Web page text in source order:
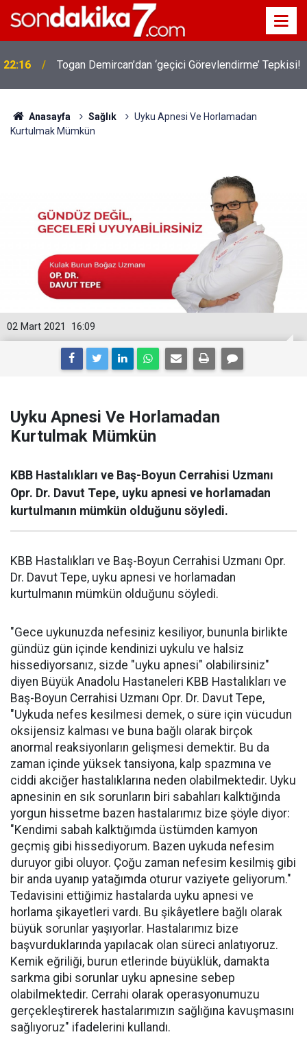
22:16 Togan Demircan’dan ‘geçici Görevlendirme’ Tepkisi!
Anasayfa Sağlık
Uyku Apnesi Ve Horlamadan
Kurtulmak Mümkün
16:09
02 Mart 2021
Uyku Apnesi Ve Horlamadan
Kurtulmak Mümkün
KBB Hastalıkları ve Baş-Boyun Cerrahisi Uzmanı
Opr. Dr. Davut Tepe, uyku apnesi ve horlamadan
kurtulmanın mümkün olduğunu söyledi.
KBB Hastalıkları ve Baş-Boyun Cerrahisi Uzmanı Opr.
Dr. Davut Tepe, uyku apnesi ve horlamadan
kurtulmanın mümkün olduğunu söyledi.
"Gece uykunuzda nefesiniz kesiliyor, bununla birlikte
gündüz gün içinde kendinizi uykulu ve halsiz
hissediyorsanız, sizde "uyku apnesi" olabilirsiniz"
diyen Büyük Anadolu Hastaneleri KBB Hastalıkları ve
Baş-Boyun Cerrahisi Uzmanı Opr. Dr. Davut Tepe,
"Uykuda nefes kesilmesi demek, o süre için vücudun
oksijensiz kalması ve buna bağlı olarak birçok
anormal reaksiyonların gelişmesi demektir. Bu da
zaman içinde yüksek tansiyona, kalp spazmına ve
ciddi akciğer hastalıklarına neden olabilmektedir. Uyku
apnesinin en sık sorunların biri sabahları kalktığında
yorgun hissetme bazen hastalarımız bize şöyle diyor:
"Kendimi sabah kalktığımda üstümden kamyon
geçmiş gibi hissediyorum. Bazen uykuda nefesim
duruyor gibi oluyor. Çoğu zaman nefesim kesilmiş gibi
bir anda uyanıp yatağımda oturur vaziyete geliyorum."
Tedavisini ettiğimiz hastalarda uyku apnesi ve
horlama şikayetleri vardı. Bu şikâyetlere bağlı olarak
büyük sorunlar yaşıyorlar. Hastalarımız bize
başvurduklarında yapılacak olan süreci anlatıyoruz.
Kemik eğriliği, burun etlerinde büyüklük, damakta
sarkma gibi sorunlar uyku apnesine sebep
olabilmektedir. Cerrahi olarak operasyonumuzu
gerçekleştirerek hastalarımızın sağlığına kavuşmasını
sağlıyoruz" ifadelerini kullandı.